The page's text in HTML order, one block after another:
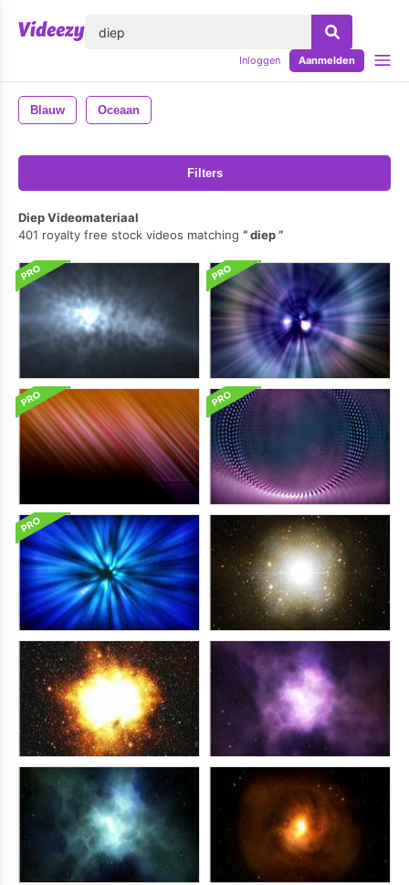
Inloggen Aanmelden
Blauw Oceaan
Filters
Diep Videomateriaal
401 royalty free stock videos matching
diep